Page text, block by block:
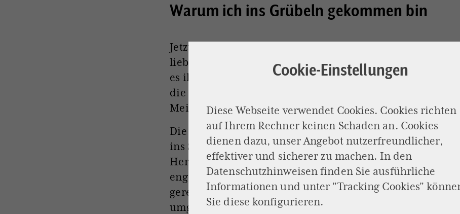
Warum ich ins Grübeln gekommen bin
Jetzt bin ich allerdings ins Grübeln gekommen. Und das
lieber Kollege, den ich lange nicht gesehen hatte, erzählte
es ihm im Frühjahr gar nicht gut gegangen sei, und er
die KI mit seinen Symptomen gefüttert und ganz höflich
Meinung gefragt habe.
Die Gute habe ihn dann in nullkommanix aufgefordert,
ins Spital zu gehen. Ihr Verdacht sei nämlich, er habe einen
Herzinfarkt. Genauso war es dann, und der Kollege hat
enges Verhältnis zu ihr, weil er sagt, die KI habe ihm sein
gerettet. Klar, dass die beiden jetzt sehr vertraulich
umgehen.
Cookie-Einstellungen
Diese Webseite verwendet Cookies. Cookies richten
auf Ihrem Rechner keinen Schaden an. Cookies
dienen dazu, unser Angebot nutzerfreundlicher,
effektiver und sicherer zu machen. In den
Datenschutzhinweisen finden Sie ausführliche
Informationen und unter "Tracking Cookies"
Sie diese konfigurieren.